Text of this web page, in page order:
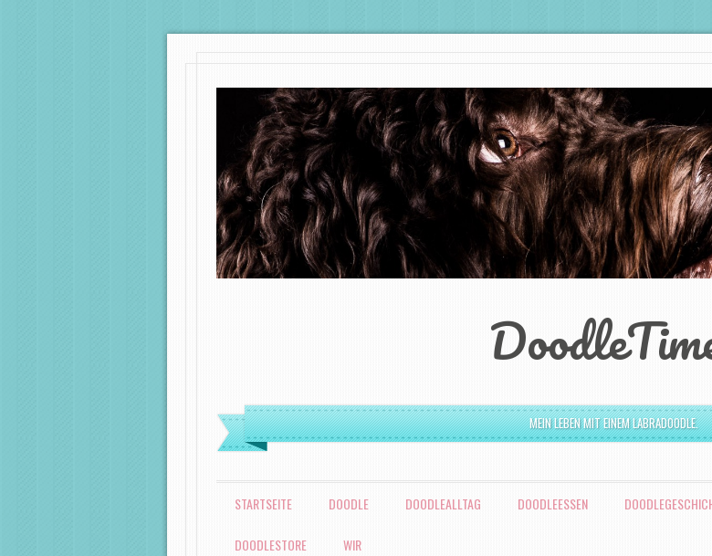
MEIN LEBEN MIT EINEM LABRADOODLE.
MENÜ
ZUM INHALT SPRINGEN
STARTSEITE DOODLE DOODLEALLTAG DOODLEESSEN
DOODLESTORE WIR